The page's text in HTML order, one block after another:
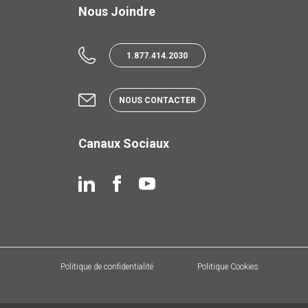
Nous Joindre
1.877.414.2030
NOUS CONTACTER
Canaux Sociaux
Politique de confidentialité Politique Cookies